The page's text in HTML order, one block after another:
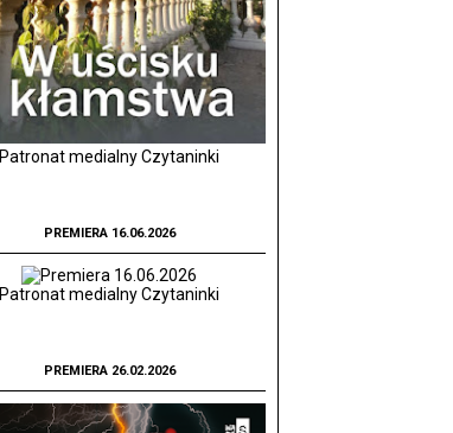
Patronat medialny Czytaninki
PREMIERA 16.06.2026
Patronat medialny Czytaninki
PREMIERA 26.02.2026